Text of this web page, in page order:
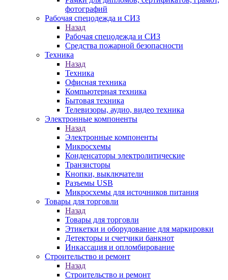
фотографий
Рабочая спецодежда и СИЗ
Назад
Рабочая спецодежда и СИЗ
Средства пожарной безопасности
Техника
Назад
Техника
Офисная техника
Компьютерная техника
Бытовая техника
Телевизоры, аудио, видео техника
Электронные компоненты
Назад
Электронные компоненты
Микросхемы
Конденсаторы электролитические
Транзисторы
Кнопки, выключатели
Разъемы USB
Микросхемы для источников питания
Товары для торговли
Назад
Товары для торговли
Этикетки и оборудование для маркировки
Детекторы и счетчики банкнот
Инкассация и опломбирование
Строительство и ремонт
Назад
Строительство и ремонт